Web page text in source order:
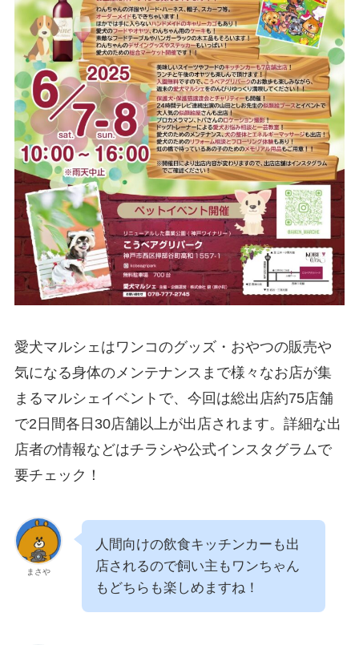
愛犬マルシェはワンコのグッズ・おやつの販売や
気になる身体のメンテナンスまで様々なお店が集
まるマルシェイベントで、今回は総出店約75店舗
で2日間各日30店舗以上が出店されます。詳細な出
店者の情報などはチラシや公式インスタグラムで
要チェック！
まさや
人間向けの飲食キッチンカーも出
店されるので飼い主もワンちゃん
もどちらも楽しめますね！